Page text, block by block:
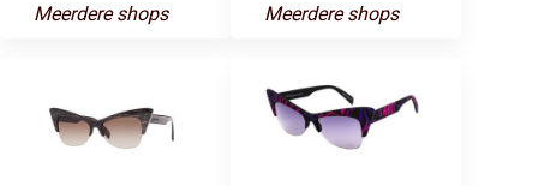
Meerdere shops
Meerdere shops